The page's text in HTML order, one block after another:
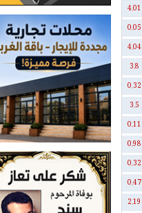
4.01
0.05
4.04
3.8
0.32
3.5
0.11
0.98
0.32
0.47
2.19